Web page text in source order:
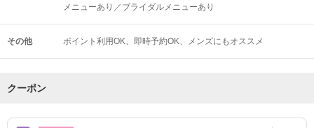
メニューあり／ブライダルメニューあり
その他 ポイント利用OK 即時予約OK メンズにもオススメ
クーポン